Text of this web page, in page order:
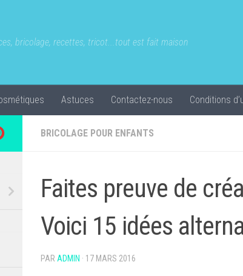
bricolage, recettes, tricot...tout est fait maison
Astuces Contactez-nous Conditions
BRICOLAGE POUR ENFANTS
Faites preuve de
Voici 15 idées
PAR ADMIN · 17 MARS 2016